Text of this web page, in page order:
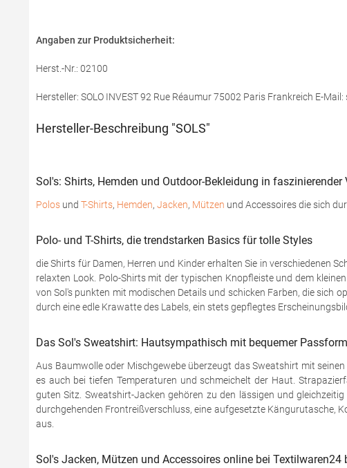
Angaben zur Produktsicherheit:
Herst.-Nr.: 02100
Hersteller: SOLO INVEST 92 Rue Réaumur 75002 Paris Frankreich E-
Hersteller-Beschreibung "SOLS"
Sol's: Shirts, Hemden und Outdoor-Bekleidung in faszinierender
Polos und T-Shirts, Hemden, Jacken, Mützen und Accessoires die sich
Polo- und T-Shirts, die trendstarken Basics für tolle Styles
die Shirts für Damen, Herren und Kinder erhalten Sie in verschiedenen
relaxten Look. Polo-Shirts mit der typischen Knopfleiste und dem
von Sol's punkten mit modischen Details und schicken Farben, die sich
durch eine edle Krawatte des Labels, ein stets gepflegtes
Das Sol's Sweatshirt: Hautsympathisch mit bequemer Passform
Aus Baumwolle oder Mischgewebe überzeugt das Sweatshirt mit
es auch bei tiefen Temperaturen und schmeichelt der Haut.
guten Sitz. Sweatshirt-Jacken gehören zu den lässigen und
durchgehenden Frontreißverschluss, eine aufgesetzte Kängurutasche,
aus.
Sol's Jacken, Mützen und Accessoires online bei Textilwaren24